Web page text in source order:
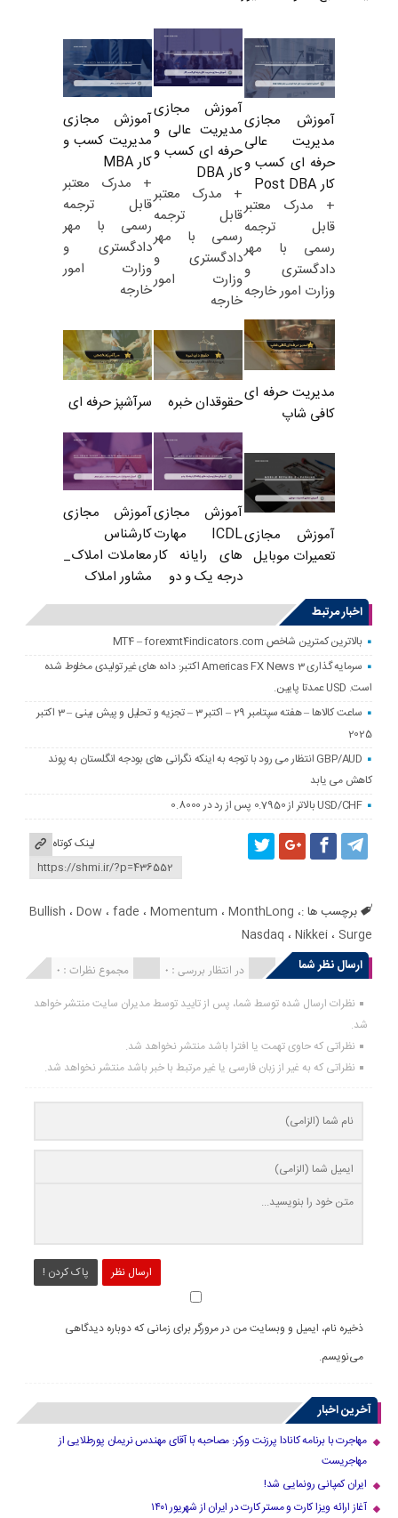
آموزش مجازی
مدیریت عالی
حرفه ای کسب و
کار Post DBA
+ مدرک معتبر
قابل ترجمه
رسمی با مهر
دادگستری و
وزارت امور خارجه
آموزش مجازی
مدیریت عالی و
حرفه ای کسب و
کار DBA
+ مدرک معتبر
قابل ترجمه
رسمی با مهر
دادگستری و
وزارت امور
خارجه
آموزش مجازی
مدیریت کسب و
کار MBA
+ مدرک معتبر
قابل ترجمه
رسمی با مهر
دادگستری و
وزارت امور
خارجه
مدیریت حرفه ای
کافی شاپ
حقوقدان خبره سرآشپز حرفه ای
آموزش مجازی
تعمیرات موبایل
آموزش مجازی
ICDL مهارت
های رایانه کار
درجه یک و دو
آموزش مجازی
کارشناس
معاملات املاک_
مشاور املاک
اخبار مرتبط
بالاترین کمترین شاخص MT4 – forexmt4indicators.com
سرمایه گذاری Americas FX News 3 اکتبر: داده های غیر تولیدی مخلوط شده
است. USD عمدتا پایین.
ساعت کالاها – هفته سپتامبر 29 – اکتبر 3 – تجزیه و تحلیل و پیش بینی – 3 اکتبر
2025
GBP/AUD انتظار می رود با توجه به اینکه نگرانی های بودجه انگلستان به پوند
کاهش می یابد
USD/CHF بالاتر از 0.7950 پس از رد در 0.8000
لینک کوتاه
برچسب ها : Bullish ، Dow، fade ، Momentum ، MonthLong ،
Nasdaq ، Nikkei، Surge
ارسال نظر شما
مجموع نظرات : 0 در انتظار بررسی : 0 انتشار یافته : 0
نظرات ارسال شده توسط شما، پس از تایید توسط مدیران سایت منتشر خواهد
شد.
نظراتی که حاوی تهمت یا افترا باشد منتشر نخواهد شد.
نظراتی که به غیر از زبان فارسی یا غیر مرتبط با خبر باشد منتشر نخواهد شد.
ارسال نظر پاک کردن !
ذخیره نام، ایمیل و وبسایت من در مرورگر برای زمانی که دوباره دیدگاهی
می‌نویسم.
آخرین اخبار
مهاجرت با برنامه کانادا پرزنت ورکر: مصاحبه با آقای مهندس نریمان پورطلایی از
مهاجریست
ایران کمپانی رونمایی شد!
آغاز ارائه ویزا کارت و مستر کارت در ایران از شهریور ۱۴۰۱